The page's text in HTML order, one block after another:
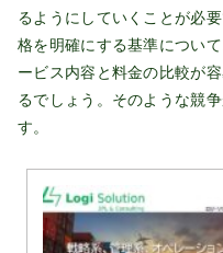
るようにしていくことが必
格を明確にする基準につい
ービス内容と料金の比較が
るでしょう。そのような競
す。